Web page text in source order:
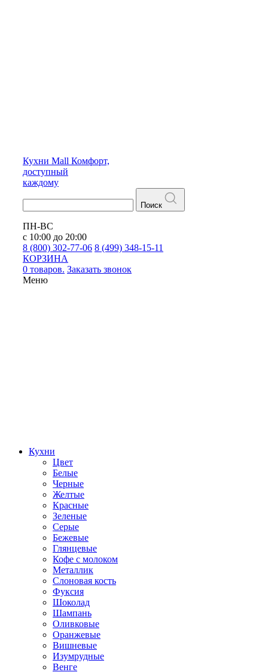
Кухни Mall Комфорт,
доступный
каждому
Поиск
ПН-ВС
с 10:00 до 20:00
8 (800) 302-77-06 8 (499) 348-15-11
КОРЗИНА
0 товаров. Заказать звонок
Меню
Кухни
Цвет
Белые
Черные
Желтые
Красные
Зеленые
Серые
Бежевые
Глянцевые
Кофе с молоком
Металлик
Слоновая кость
Фуксия
Шоколад
Шампань
Оливковые
Оранжевые
Вишневые
Изумрудные
Венге